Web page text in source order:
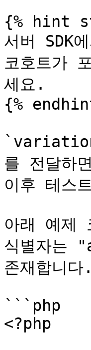
{% hint
서버 SDK
코호트가
세요.
{%
를 전달하
이후 테스
아래 예제
식별자는
존재합니다.
```php
<?php